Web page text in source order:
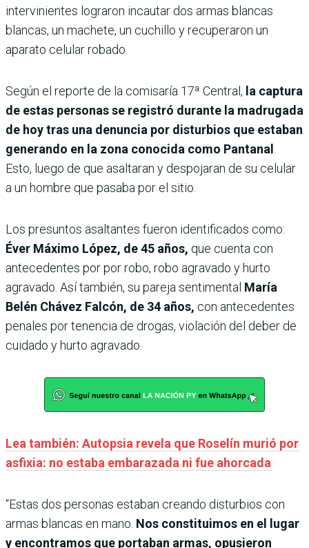
intervinientes lograron incautar dos armas blancas
blancas, un machete, un cuchillo y recuperaron un
aparato celular robado.
Según el reporte de la comisaría 17ª Central, la captura
de estas personas se registró durante la madrugada
de hoy tras una denuncia por disturbios que estaban
generando en la zona conocida como Pantanal .
Esto, luego de que asaltaran y despojaran de su celular
a un hombre que pasaba por el sitio.
Los presuntos asaltantes fueron identificados como:
Éver Máximo López, de 45 años, que cuenta con
antecedentes por por robo, robo agravado y hurto
agravado. Así también, su pareja sentimental María
Belén Chávez Falcón, de 34 años, con antecedentes
penales por tenencia de drogas, violación del deber de
cuidado y hurto agravado.
Lea también: Autopsia revela que Roselín murió por
asfixia: no estaba embarazada ni fue ahorcada
“Estas dos personas estaban creando disturbios con
armas blancas en mano. Nos constituimos en el lugar
y encontramos que portaban armas, opusieron